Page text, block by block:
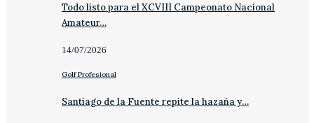
Todo listo para el XCVIII Campeonato Nacional
Amateur…
14/07/2026
Golf Profesional
Santiago de la Fuente repite la hazaña y…